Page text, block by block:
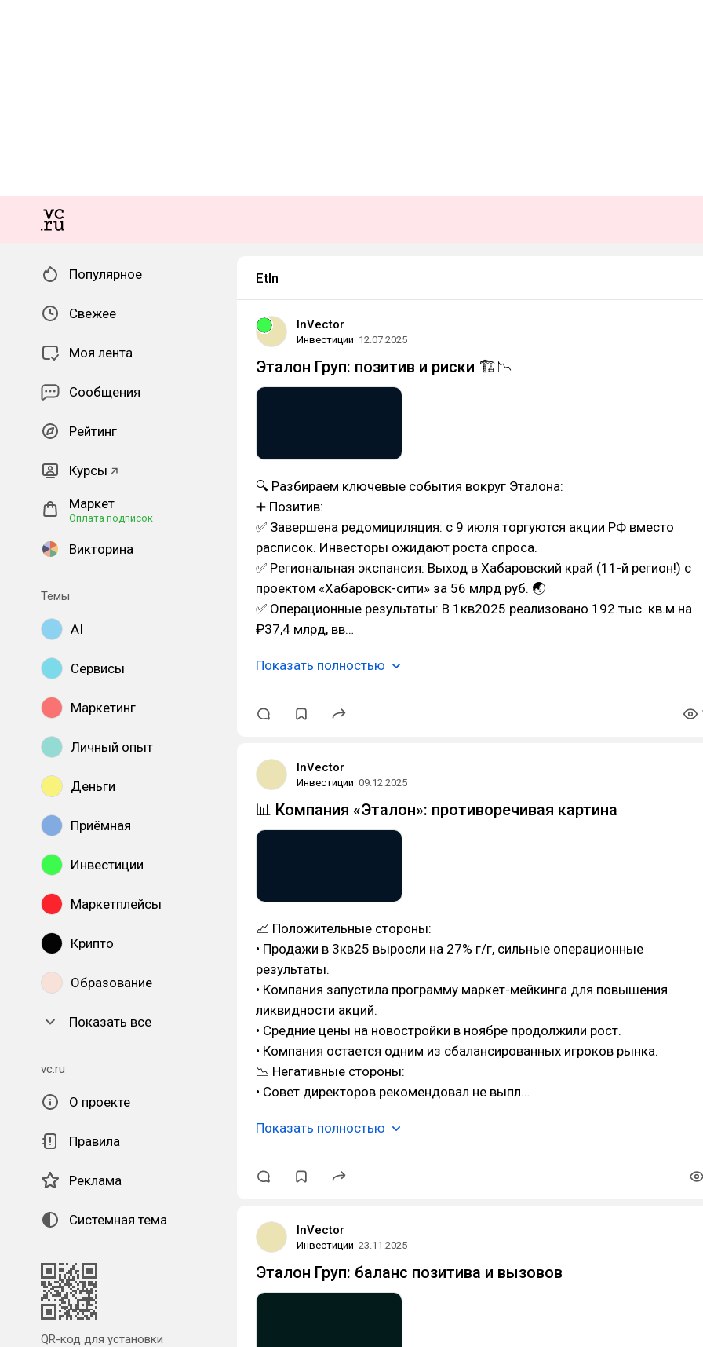
Популярное
Свежее
Моя лента
Сообщения
Рейтинг
Курсы
Маркет
Оплата подписок
Викторина
Темы
AI
Сервисы
Маркетинг
Личный опыт
Деньги
Приёмная
Инвестиции
Маркетплейсы
Крипто
Образование
Показать все
vc.ru
О проекте
Правила
Реклама
Системная тема
QR-код для установки
Etln
InVector
Инвестиции 12.07.2025
Эталон Груп: позитив и риски 🏗️📉
🔍 Разбираем ключевые события вокруг Эталона:
➕ Позитив:
✅ Завершена редомициляция: с 9 июля торгуются акции РФ вместо
расписок. Инвесторы ожидают роста спроса.
✅ Региональная экспансия: Выход в Хабаровский край (11-й регион!) с
проектом «Хабаровск-сити» за 56 млрд руб. 🌏
✅ Операционные результаты: В 1кв2025 реализовано 192 тыс. кв.м на
₽37,4 млрд, вв…
Показать полностью
InVector
Инвестиции 09.12.2025
📊 Компания «Эталон»: противоречивая картина
📈 Положительные стороны:
• Продажи в 3кв25 выросли на 27% г/г, сильные операционные
результаты.
• Компания запустила программу маркет-мейкинга для повышения
ликвидности акций.
• Средние цены на новостройки в ноябре продолжили рост.
• Компания остается одним из сбалансированных игроков рынка.
📉 Негативные стороны:
• Совет директоров рекомендовал не выпл…
Показать полностью
InVector
Инвестиции 23.11.2025
Эталон Груп: баланс позитива и вызовов